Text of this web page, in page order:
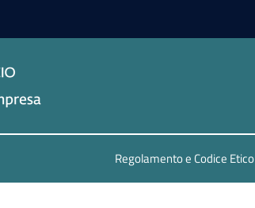
Regolamento e Codice Etico